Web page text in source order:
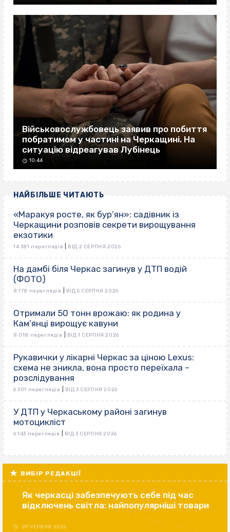
Військовослужбовець заявив про побиття
побратимом у частині на Черкащині. На
ситуацію відреагував Лубінець
10:44
НАЙБІЛЬШЕ ЧИТАЮТЬ
«Маракуя росте, як бур’ян»: садівник із
Черкащини розповів секрети вирощування
екзотики
14 381 переглядів ВІД 2 СЕРПНЯ 2026
На дамбі біля Черкас загинув у ДТП водій
(ФОТО)
8 178 переглядів ВІД 5 СЕРПНЯ 2026
Отримали 50 тонн врожаю: як родина у
Кам’янці вирощує кавуни
8 018 переглядів ВІД 1 СЕРПНЯ 2026
Рукавички у лікарні Черкас за ціною Lexus:
схема не зникла, вона просто переїхала –
розслідування
6 301 переглядів ВІД 3 СЕРПНЯ 2026
У ДТП у Черкаському районі загинув
мотоцикліст
6 143 переглядів ВІД 3 СЕРПНЯ 2026
ВИБІР РЕДАКЦІЇ
Як черкасці забезпечують себе під час
відключень світла: найпопулярніші товари
29 ЧЕРВНЯ 2026